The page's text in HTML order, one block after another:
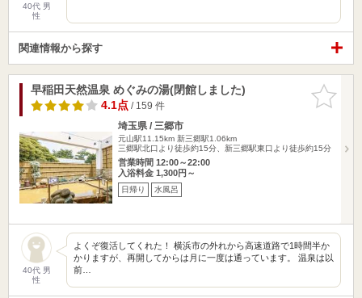
40代 男
性
関連情報から探す
お気に入
りに追加
早稲田天然温泉 めぐみの湯(閉館しました)
4.1点/ 159 件
埼玉県 / 三郷市
元山駅11.15km 新三郷駅1.06km
三郷駅北口より徒歩約15分、新三郷駅東口より徒歩約15分
営業時間 12:00～22:00
入浴料金 1,300円～
日帰り 水風呂
40代 男
性
よくぞ復活してくれた！ 横浜市の外れから高速道路で1時間半か
かりますが、再開してからは月に一度は通っています。 温泉は以
前…